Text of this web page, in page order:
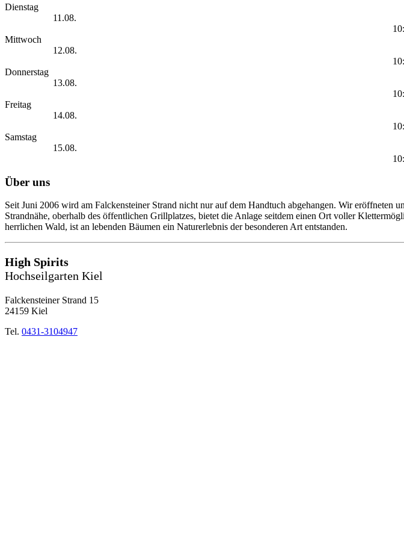
Dienstag
11.08.
Mittwoch
12.08.
Donnerstag
13.08.
Freitag
14.08.
Samstag
15.08.
Über uns
Seit Juni 2006 wird am Falckensteiner Strand nicht nur auf dem Handtuch abgehangen. Wir
Strandnähe, oberhalb des öffentlichen Grillplatzes, bietet die Anlage seitdem einen Ort voller
herrlichen Wald, ist an lebenden Bäumen ein Naturerlebnis der besonderen Art entstanden.
High Spirits
Hochseilgarten Kiel
Falckensteiner Strand 15
24159 Kiel
Tel. 0431-3104947